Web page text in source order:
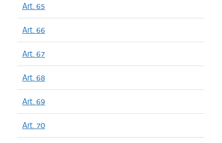
Art. 65
Art. 66
Art. 67
Art. 68
Art. 69
Art. 70